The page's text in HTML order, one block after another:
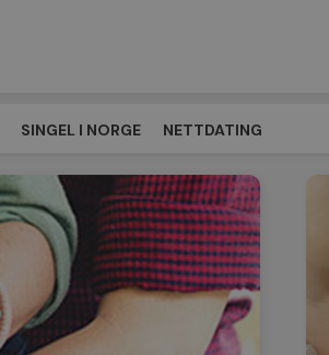
SINGEL I NORGE NETTDATING